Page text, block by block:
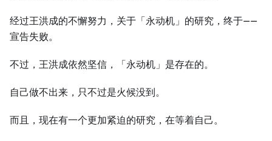
经过王洪成的不懈努力，关于「永动机」的研究，终于——
宣告失败。
不过，王洪成依然坚信，「永动机」是存在的。
自己做不出来，只不过是火候没到。
而且，现在有一个更加紧迫的研究，在等着自己。